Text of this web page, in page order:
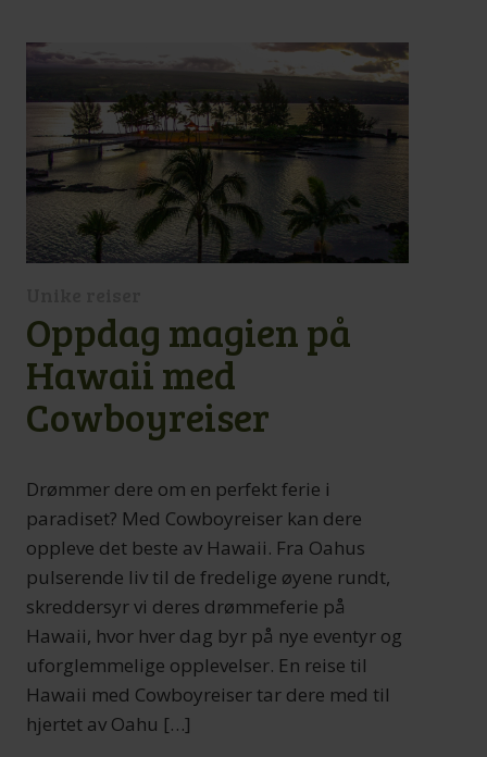
Oppdag magien på
Hawaii med
Cowboyreiser
Drømmer dere om en perfekt ferie i
paradiset? Med Cowboyreiser kan dere
oppleve det beste av Hawaii. Fra Oahus
pulserende liv til de fredelige øyene rundt,
skreddersyr vi deres drømmeferie på
Hawaii, hvor hver dag byr på nye eventyr og
uforglemmelige opplevelser. En reise til
Hawaii med Cowboyreiser tar dere med til
hjertet av Oahu […]